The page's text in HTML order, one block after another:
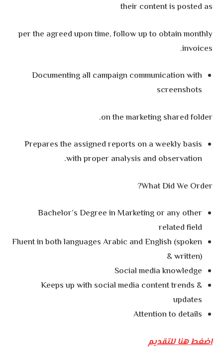
their content is posted as
per the agreed upon time, follow up to obtain monthly
invoices.
Documenting all campaign communication with
screenshots
on the marketing shared folder.
Prepares the assigned reports on a weekly basis
with proper analysis and observation.
What Did We Order?
Bachelor’s Degree in Marketing or any other
related field
Fluent in both languages Arabic and English (spoken
& written)
Social media knowledge
Keeps up with social media content trends &
updates
Attention to details
اضغط هنا للتقديم